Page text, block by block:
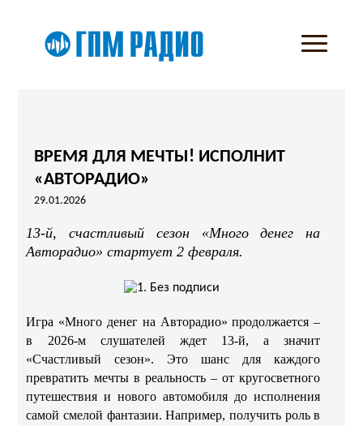
ВРЕМЯ ДЛЯ МЕЧТЫ! ИСПОЛНИТ
«АВТОРАДИО»
29.01.2026
13-й, счастливый сезон «Много денег на
Авторадио» стартует 2 февраля.
Игра «Много денег на Авторадио» продолжается –
в 2026-м слушателей ждет 13-й, а значит
«Счастливый сезон». Это шанс для каждого
превратить мечты в реальность – от кругосветного
путешествия и нового автомобиля до исполнения
самой смелой фантазии. Например, получить роль в